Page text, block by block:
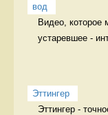
вод
Видео, которое
устаревшее -
Эттингер
Эттингер -